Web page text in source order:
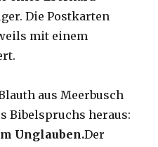
Die Postkarten
mit einem
aus Meerbusch
Bibelspruchs heraus:
Unglauben.Der